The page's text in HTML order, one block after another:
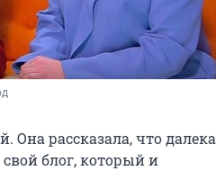
рассказала, что далека
блог, который и